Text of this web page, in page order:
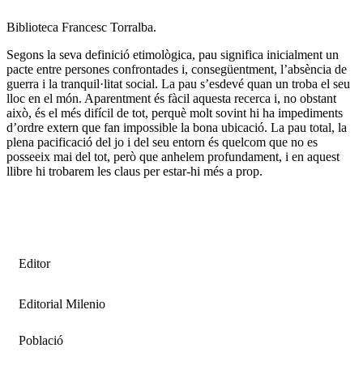
Biblioteca Francesc Torralba.
Segons la seva definició etimològica, pau significa inicialment un
pacte entre persones confrontades i, consegüentment, l’absència de
guerra i la tranquil·litat social. La pau s’esdevé quan un troba el seu
lloc en el món. Aparentment és fàcil aquesta recerca i, no obstant
això, és el més difícil de tot, perquè molt sovint hi ha impediments
d’ordre extern que fan impossible la bona ubicació. La pau total, la
plena pacificació del jo i del seu entorn és quelcom que no es
posseeix mai del tot, però que anhelem profundament, i en aquest
llibre hi trobarem les claus per estar-hi més a prop.
Editor
Editorial Milenio
Població